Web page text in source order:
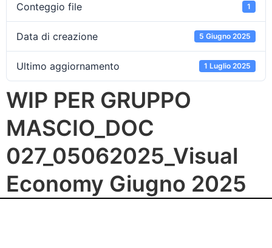
Conteggio file 1
Data di creazione 5 Giugno 2025
Ultimo aggiornamento 1 Luglio 2025
WIP PER GRUPPO
MASCIO_DOC
027_05062025_Visual
Economy Giugno 2025